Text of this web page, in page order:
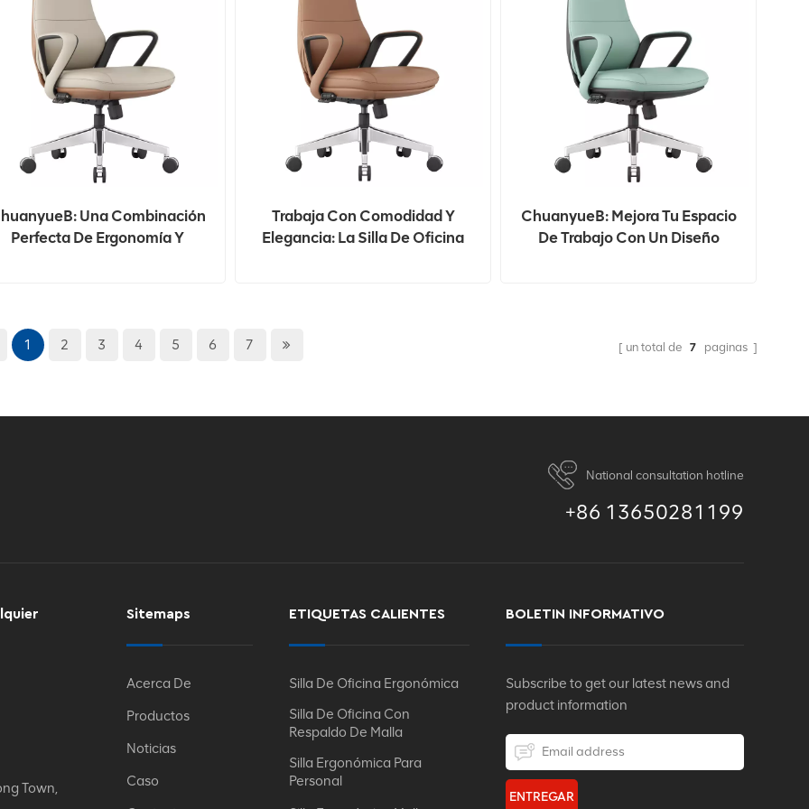
Una Combinación
Perfecta De Ergonomía Y
Trabaja Con Comodidad Y
Elegancia: La Silla De Oficina
ChuanyueB: Mejora Tu Espacio
De Trabajo Con Un Diseño
1 2 3 4 5 6 7 un total de 7 paginas
National consultation hotline
+86 13650281199
Town,
Sitemaps
Acerca De
Productos
Noticias
Caso
ETIQUETAS CALIENTES
Silla De Oficina Ergonómica
Silla De Oficina Con
Respaldo De Malla
Silla Ergonómica Para
Personal
BOLETIN INFORMATIVO
Subscribe to get our latest news and
product information
ENTREGAR